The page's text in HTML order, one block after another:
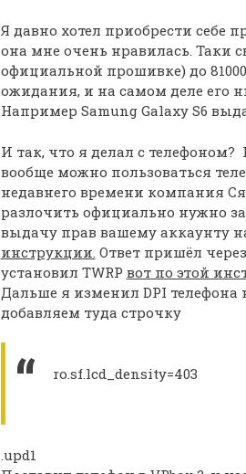
Я давно хотел приобрести себе
она мне очень нравилась. Таки
официальной прошивке) до
ожидания, и на самом деле его
Например Samung Galaxy S6
И так, что я делал с
вообще можно пользоваться
недавнего времени компания
разлочить официально нужно
выдачу прав вашему аккаунту
инструкции. Ответ пришёл
установил TWRP вот по этой
Дальше я изменил DPI телефона
добавляем туда строчку
ro.sf.lcd_density=403
.upd1